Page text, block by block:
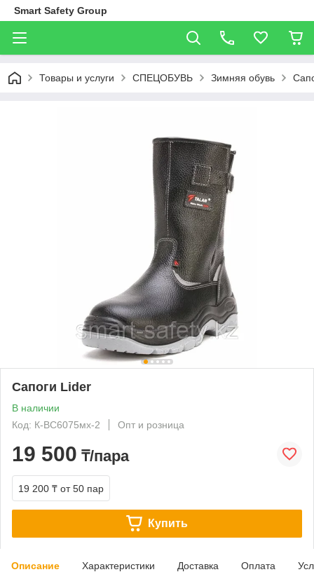
Smart Safety Group
Товары и услуги СПЕЦОБУВЬ Зимняя обувь
Сапоги Lider
В наличии
Код: К-ВС6075мх-2
Опт и розница
19 500 ₸/пара
19 200 ₸ от 50 пар
Купить
Описание Характеристики Доставка Оплата